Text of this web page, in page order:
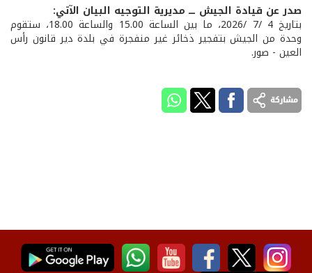
صدر عن قيادة الجيش ـــ مديرية التوجيه البيان الآتي:
بتاريخ 4 /7 /2026، ما بين الساعة 15.00 والساعة 18.00، ستقوم
وحدة من الجيش بتفجير ذخائر غير منفجرة في بلدة دير قانون رأس
العين - صور.